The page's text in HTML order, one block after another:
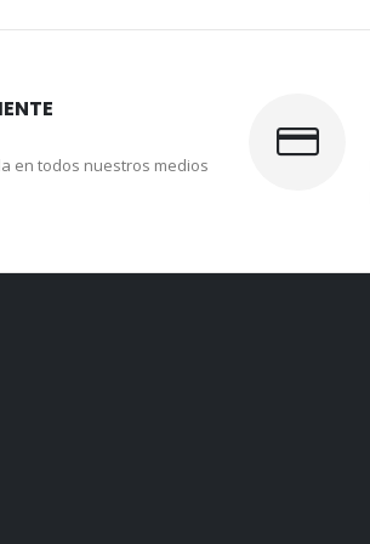
en todos nuestros medios